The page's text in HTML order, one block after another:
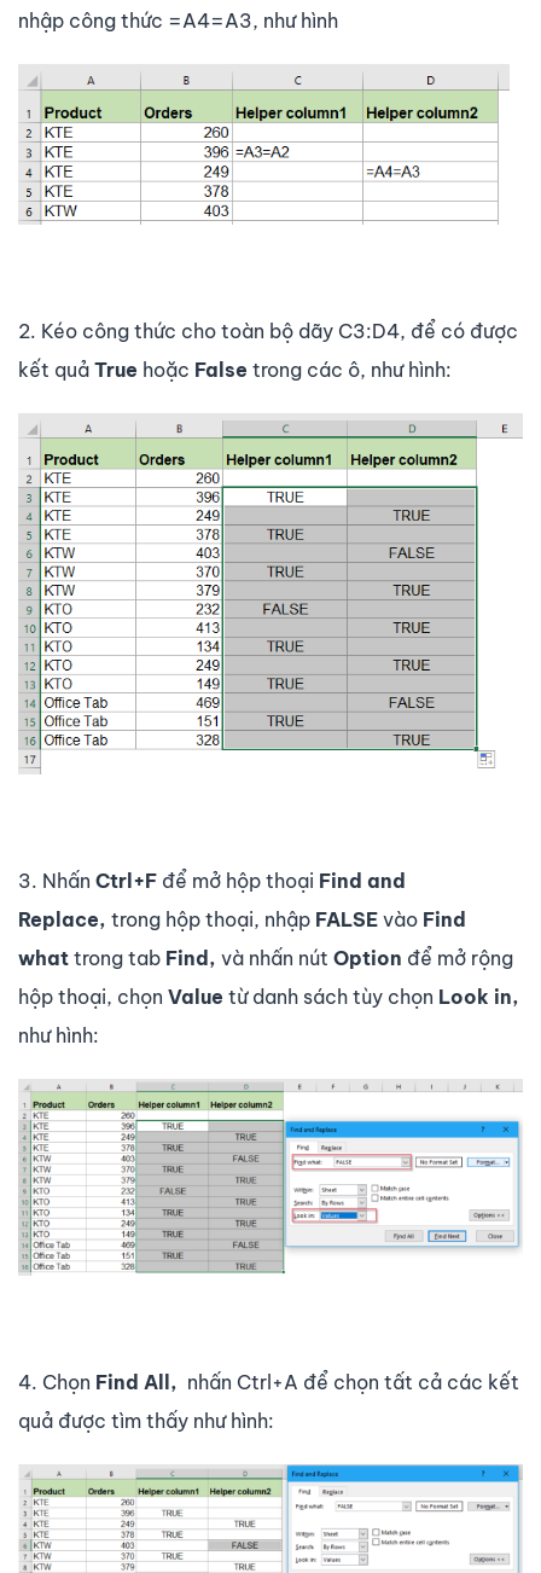
nhập công thức =A4=A3, như hình
2. Kéo công thức cho toàn bộ dãy C3:D4, để có được
kết quả True hoặc False trong các ô, như hình:
3. Nhấn Ctrl+F để mở hộp thoại Find and
Replace, trong hộp thoại, nhập FALSE vào Find
what trong tab Find, và nhấn nút Option để mở rộng
hộp thoại, chọn Value từ danh sách tùy chọn Look in,
như hình:
4. Chọn Find All, nhấn Ctrl+A để chọn tất cả các kết
quả được tìm thấy như hình: